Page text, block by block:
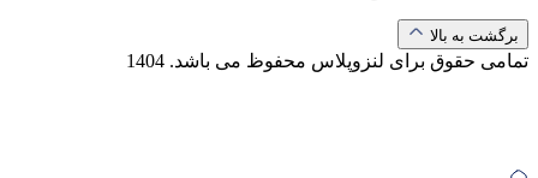
برگشت به بالا
تمامی حقوق برای لنزوپلاس محفوظ می باشد. 1404